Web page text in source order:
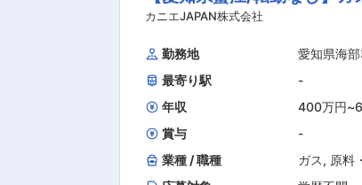
チャレンジも推奨しており、1人
わせて、パートナー企業、家族
行と盛り沢山のイベントで社員
出勤等が発生した場合は、必ず振
カニエJAPAN株式会社
勤務地
愛知県海
最寄り駅
-
年収
400万円~
賞与
-
業種 / 職種
ガス, 原料